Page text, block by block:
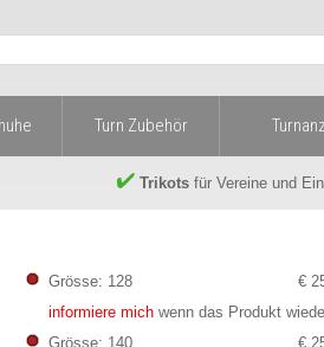
Turn Zubehör
Trikotsfür Vereine und
Grösse: 128 €
informiere michwenn das Produkt
Grösse: 140
€